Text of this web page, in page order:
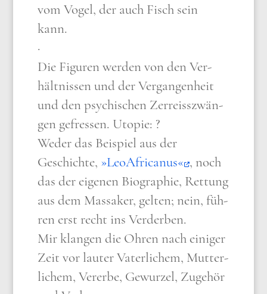
vom Vogel, der auch Fisch sein
kann.
·
Die Figu­ren wer­den von den Ver­
hält­nis­sen und der Ver­gan­gen­heit
und den psy­chi­schen Zer­reiss­zwän­
gen gefres­sen. Uto­pie: ?
Weder das Bei­spiel aus der
Geschich­te, »Leo­Af­ri­ca­nus« , noch
das der eige­nen Bio­gra­phie, Ret­tung
aus dem Mas­sa­ker, gel­ten; nein, füh­
ren erst recht ins Ver­der­ben.
Mir klan­gen die Ohren nach eini­ger
Zeit vor lau­ter Vater­li­chem, Mut­ter­
li­chem, Ver­er­be, Gewur­zel, Zuge­hör